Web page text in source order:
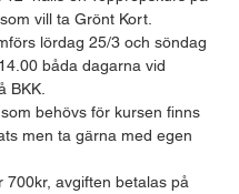
vill ta Grönt Kort.
lördag 25/3 och söndag
båda dagarna vid
BKK.
behövs för kursen finns
men ta gärna med egen
700kr, avgiften betalas på